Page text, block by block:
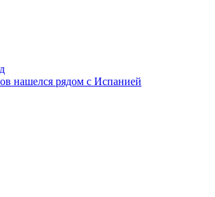
нашелся рядом с Испанией